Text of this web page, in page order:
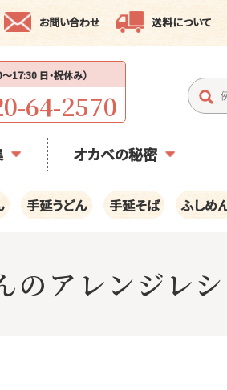
お問い合わせ 送料について
17:30 日・祝休み）
64-2570
オカベの秘密
手延うどん 手延そば ふしめ
のアレンジレ